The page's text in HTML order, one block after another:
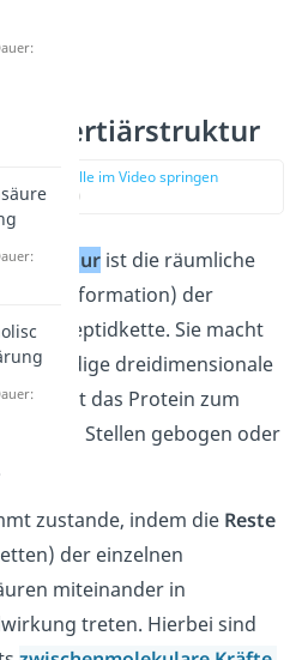
Tertiärstruktur
zur Stelle im Video springen
(03:20)
ist die räumliche
(Konformation) der
Polypeptidkette. Sie macht
vollständige dreidimensionale
So ist das Protein zum
an vielen Stellen gebogen oder
zustande, indem die Reste
der einzelnen
miteinander in
treten. Hierbei sind